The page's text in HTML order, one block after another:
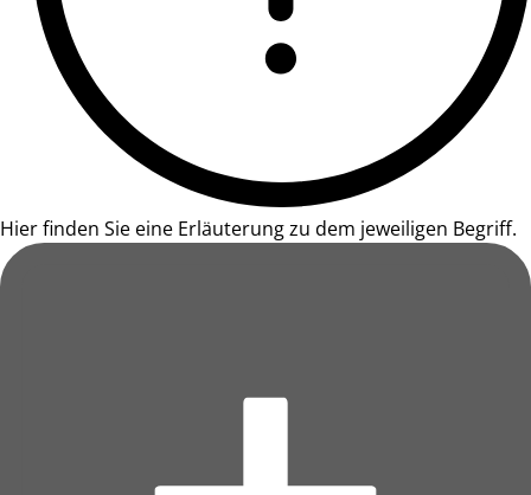
Hier finden Sie eine Erläuterung zu dem jeweiligen Begriff.